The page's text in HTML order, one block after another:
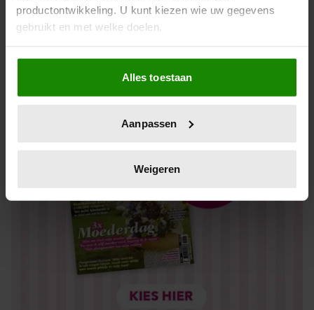
productontwikkeling. U kunt kiezen wie uw gegevens
gebruikt en met welke doelen.
Als u het toestaat, willen we ook graag:
Informatie verzamelen over uw geografische locatie,
die tot een paar meter nauwkeurig kan zijn
op specifieke eigenschappen (fingerprinting)
verwerkt en stel uw voorkeuren in het
intrekken in de Cookieverklaring.
We gebruiken cookies om content en advertenties te
personaliseren, om functies voor social media te bieden
en om ons websiteverkeer te analyseren. Ook delen we
partners voor social media, adverteren en analyse. Deze
Alles toestaan
Aanpassen
Weigeren
Los kopen